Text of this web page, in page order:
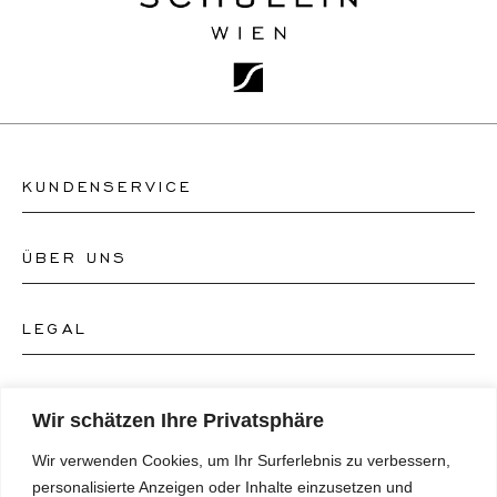
Wir schätzen Ihre Privatsphäre
Wir verwenden Cookies, um Ihr Surferlebnis zu verbessern,
personalisierte Anzeigen oder Inhalte einzusetzen und
KUNDENSERVICE
Kontakt Uhrengeschäft
ÜBER UNS
Über uns
LEGAL
Datenschutzrichtlinie
Instagram
SPRACHE